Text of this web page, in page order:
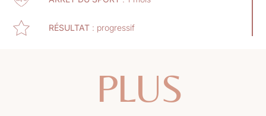
RÉSULTAT : progressif
PLUS